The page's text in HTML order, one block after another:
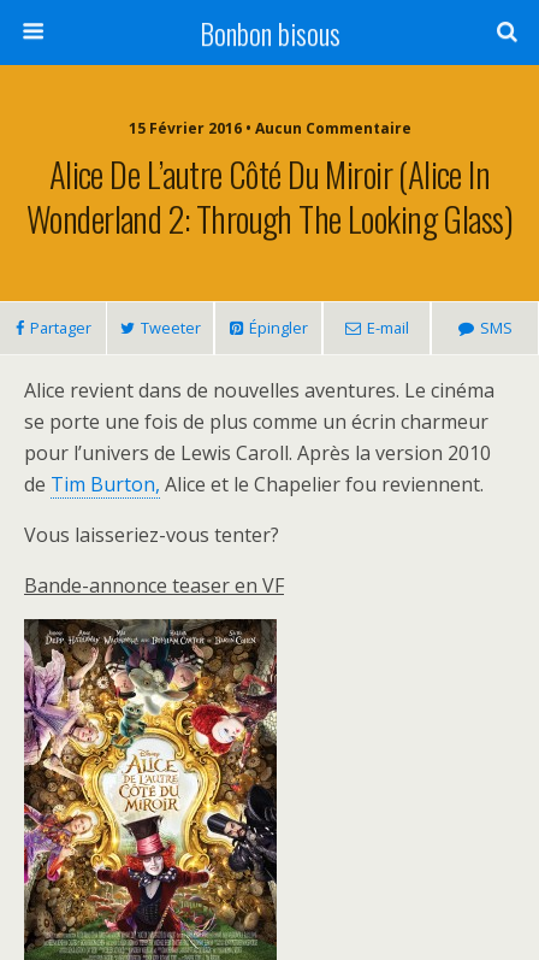
Bonbon bisous
15 Février 2016 • Aucun Commentaire
Alice De L’autre Côté Du Miroir (Alice In
Wonderland 2: Through The Looking Glass)
Partager Tweeter Épingler E-mail SMS
Alice revient dans de nouvelles aventures. Le cinéma
se porte une fois de plus comme un écrin charmeur
pour l’univers de Lewis Caroll. Après la version 2010
de Tim Burton, Alice et le Chapelier fou reviennent.
Vous laisseriez-vous tenter?
Bande-annonce teaser en VF